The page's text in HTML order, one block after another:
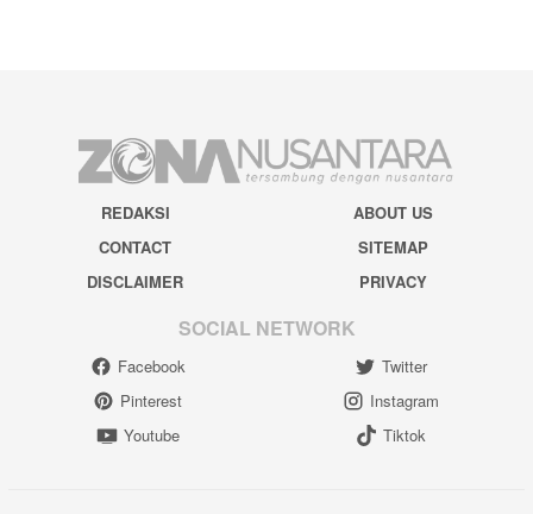
REDAKSI
ABOUT US
CONTACT
SITEMAP
DISCLAIMER
PRIVACY
SOCIAL NETWORK
Facebook
Twitter
Pinterest
Instagram
Youtube
Tiktok